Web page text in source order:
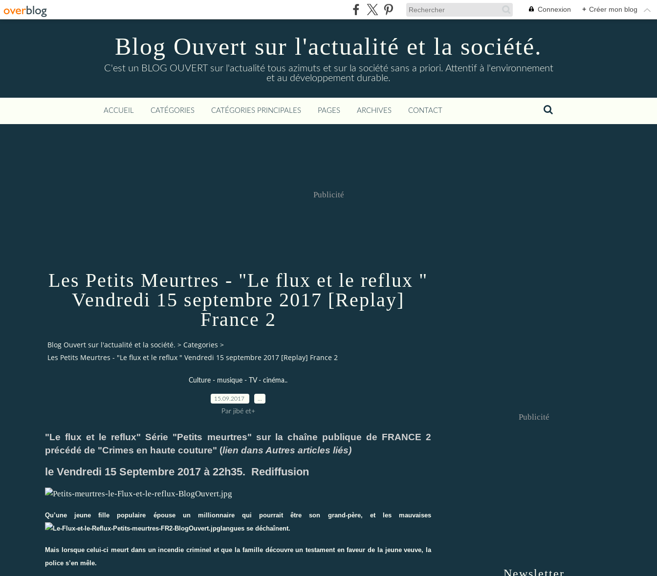
Connexion + Créer mon blog
Blog Ouvert sur l'actualité et la société.
C'est un BLOG OUVERT sur l'actualité tous azimuts et sur la société sans a priori. Attentif à l'environnement
et au développement durable.
ACCUEIL CATÉGORIES CATÉGORIES PRINCIPALES PAGES ARCHIVES CONTACT
Publicité
Les Petits Meurtres - "Le flux et le reflux "
Vendredi 15 septembre 2017 [Replay]
France 2
Blog Ouvert sur l'actualité et la société. > Categories >
Les Petits Meurtres - "Le flux et le reflux " Vendredi 15 septembre 2017 [Replay] France 2
Culture - musique - TV - cinéma..
15.09.2017
Par jibé et+
"Le flux et le reflux" Série "Petits meurtres" sur la chaîne publique de FRANCE 2
précédé de "Crimes en haute couture" (lien dans Autres articles liés)
le Vendredi 15 Septembre 2017 à 22h35. Rediffusion
Qu’une jeune fille populaire épouse un millionnaire qui pourrait être son grand-père, et les mauvaises
langues se déchaînent.
Mais lorsque celui-ci meurt dans un incendie criminel et que la famille découvre un testament en faveur de la jeune veuve, la
police s’en mêle.
Publicité